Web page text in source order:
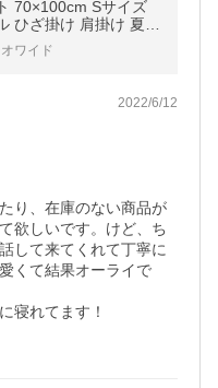
70×100cm Sサイズ
ひざ掛け 肩掛け 夏
れワイド
2022/6/12
り、在庫のない商品が
欲しいです。けど、ち
して来てくれて丁寧に
くて結果オーライで
寝れてます！